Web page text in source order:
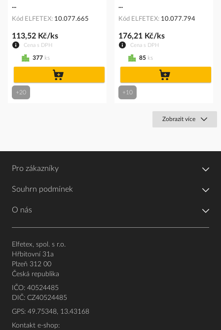
...
Kód ELFETEX 10.077.665
Cena s DPH
113,52 Kč/ks
377 ks
+20
...
Kód ELFETEX 10.077.794
Cena s DPH
176,21 Kč/ks
85 ks
+10
Zobrazit více
Pro zákazníky
Souhrn podmínek
O nás
Elfetex, spol. s r.o.
Hřbitovní 31a
Plzeň 312 00
Česká republika
IČO: 40524485
DIČ: CZ40524485
GPS: 49.75348, 13.43168
Kontakt e-shop: